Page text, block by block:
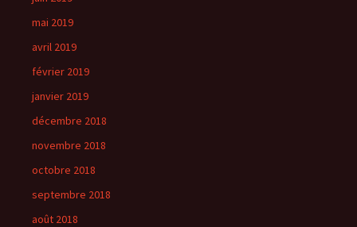
mai 2019
avril 2019
février 2019
janvier 2019
décembre 2018
novembre 2018
octobre 2018
septembre 2018
août 2018